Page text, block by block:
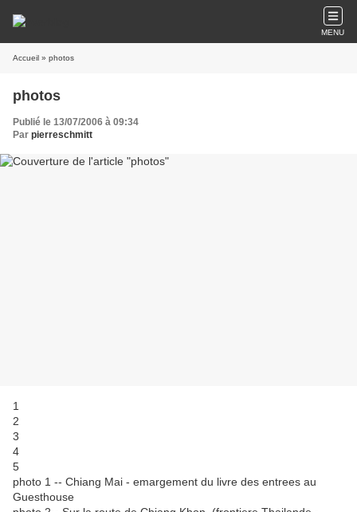
MENU
Accueil » photos
photos
Publié le 13/07/2006 à 09:34
Par pierreschmitt
1
2
3
4
5
photo 1 -- Chiang Mai - emargement du livre des entrees au
Guesthouse